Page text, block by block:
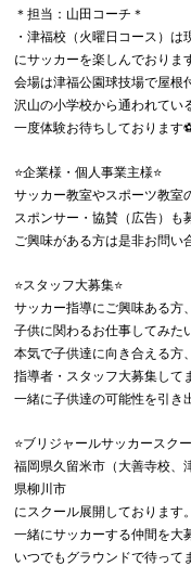
＊担当：山田コーチ＊
・津福校（火曜日コース）
にサッカーを楽しんでおりま
会場は津福公園球技場で屋根
沢山の小学校から通われてい
一度体験お待ちしております
⭐️企業様・個人事業主様⭐️
サッカー教室やスポーツ教室
スポンサー・協賛（広告）も
ご興味がある方は是非お問い
⭐️スタッフ大募集⭐️
サッカー指導にご興味ある方、
子供に関わるお仕事してみた
本気で子供達に向き合える方、
指導者・スタッフ大募集して
一緒に子供達の可能性を引き
⭐️ブリジャールサッカースク
福岡県久留米市（大善寺校、
県柳川市
にスクール展開しております。
一緒にサッカーする仲間を大
いつでもグラウンドで待って